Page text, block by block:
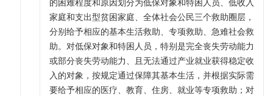
的困难程度和原因划分为低保对象和特困人员、低收入
家庭和支出型贫困家庭、全体社会公民三个救助圈层，
分别给予相应的基本生活救助、专项救助、急难社会救
助。对低保对象和特困人员，特别是完全丧失劳动能力
或部分丧失劳动能力、且无法通过产业就业获得稳定收
入的对象，按规定通过保障其基本生活，并根据实际需
要给予相应的医疗、教育、住房、就业等专项救助；对